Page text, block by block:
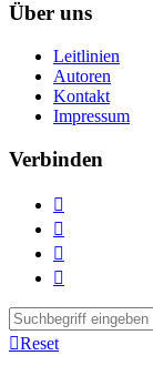
Über uns
Leitlinien
Autoren
Kontakt
Impressum
Verbinden




Reset